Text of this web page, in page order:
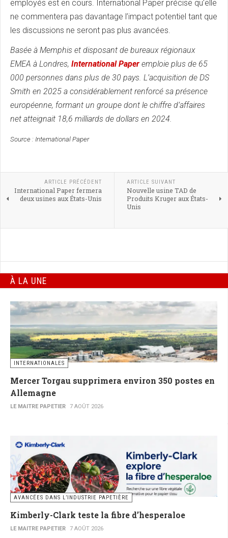
employés est en cours. International Paper précise qu’elle
ne commentera pas davantage l’impact potentiel tant que
les discussions ne seront pas plus avancées.
Basée à Memphis et disposant de bureaux régionaux
EMEA à Londres, International Paper emploie plus de 65
000 personnes dans plus de 30 pays. L’acquisition de DS
Smith en 2025 a considérablement renforcé sa présence
européenne, formant un groupe dont le chiffre d’affaires
net atteignait 18,6 milliards de dollars en 2024.
Source : International Paper
ARTICLE PRÉCÉDENT
International Paper fermera
deux usines aux États-Unis
ARTICLE SUIVANT
Nouvelle usine TAD de
Produits Kruger aux États-
Unis
À LA UNE
INTERNATIONALES
Mercer Torgau supprimera environ 350 postes en
Allemagne
LE MAITRE PAPETIER 7 AOÛT 2026
AVANCÉES DANS L’INDUSTRIE PAPETIÈRE
Kimberly-Clark teste la fibre d’hesperaloe
LE MAITRE PAPETIER 7 AOÛT 2026